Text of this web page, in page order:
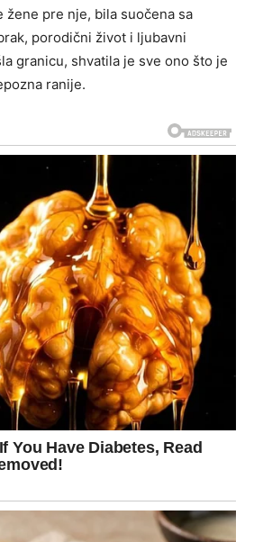
žene pre nje, bila suočena sa
porodični život i ljubavni
granicu, shvatila je sve ono što je
ranije.